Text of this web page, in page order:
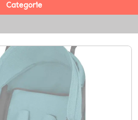
Categorie